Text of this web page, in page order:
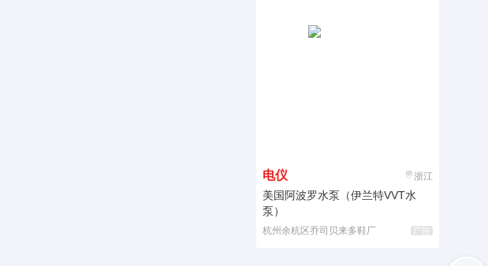
电仪 浙江
美国阿波罗水泵（伊兰特VVT水
泵）
杭州余杭区乔司贝来多鞋厂 广告